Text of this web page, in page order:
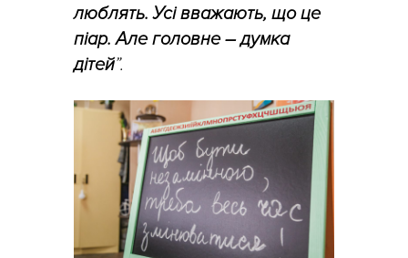
люблять. Усі вважають, що це
піар. Але головне – думка
дітей”.